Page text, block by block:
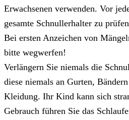
Erwachsenen verwenden. Vor
gesamte Schnullerhalter zu
Bei ersten Anzeichen von
bitte wegwerfen!
Verlängern Sie niemals die
diese niemals an Gurten,
Kleidung. Ihr Kind kann sich
Gebrauch führen Sie das